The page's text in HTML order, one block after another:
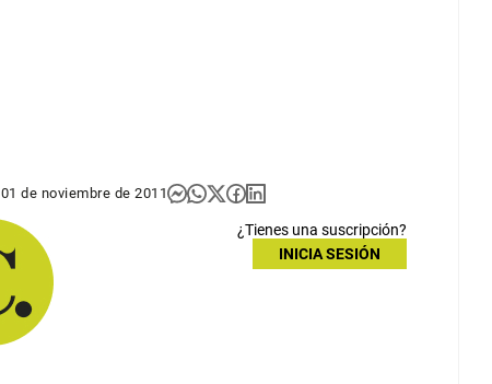
01 de noviembre de 2011
¿Tienes una suscripción?
INICIA SESIÓN